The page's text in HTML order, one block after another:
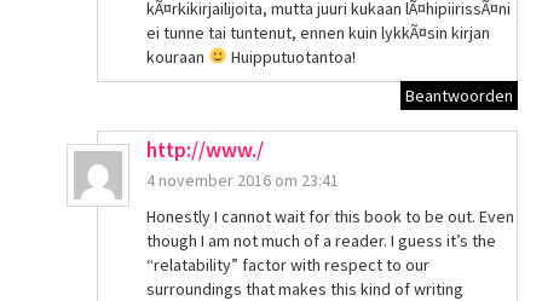
kÃ¤rkikirjailijoita, mutta juuri kukaan lÃ¤hipiirissÃ¤ni
ei tunne tai tuntenut, ennen kuin lykkÃ¤sin kirjan
kouraan
Huipputuotantoa!
Beantwoorden
http://www./
4 november 2016 om 23:41
Honestly I cannot wait for this book to be out. Even
though I am not much of a reader. I guess it’s the
“relatability” factor with respect to our
surroundings that makes this kind of writing